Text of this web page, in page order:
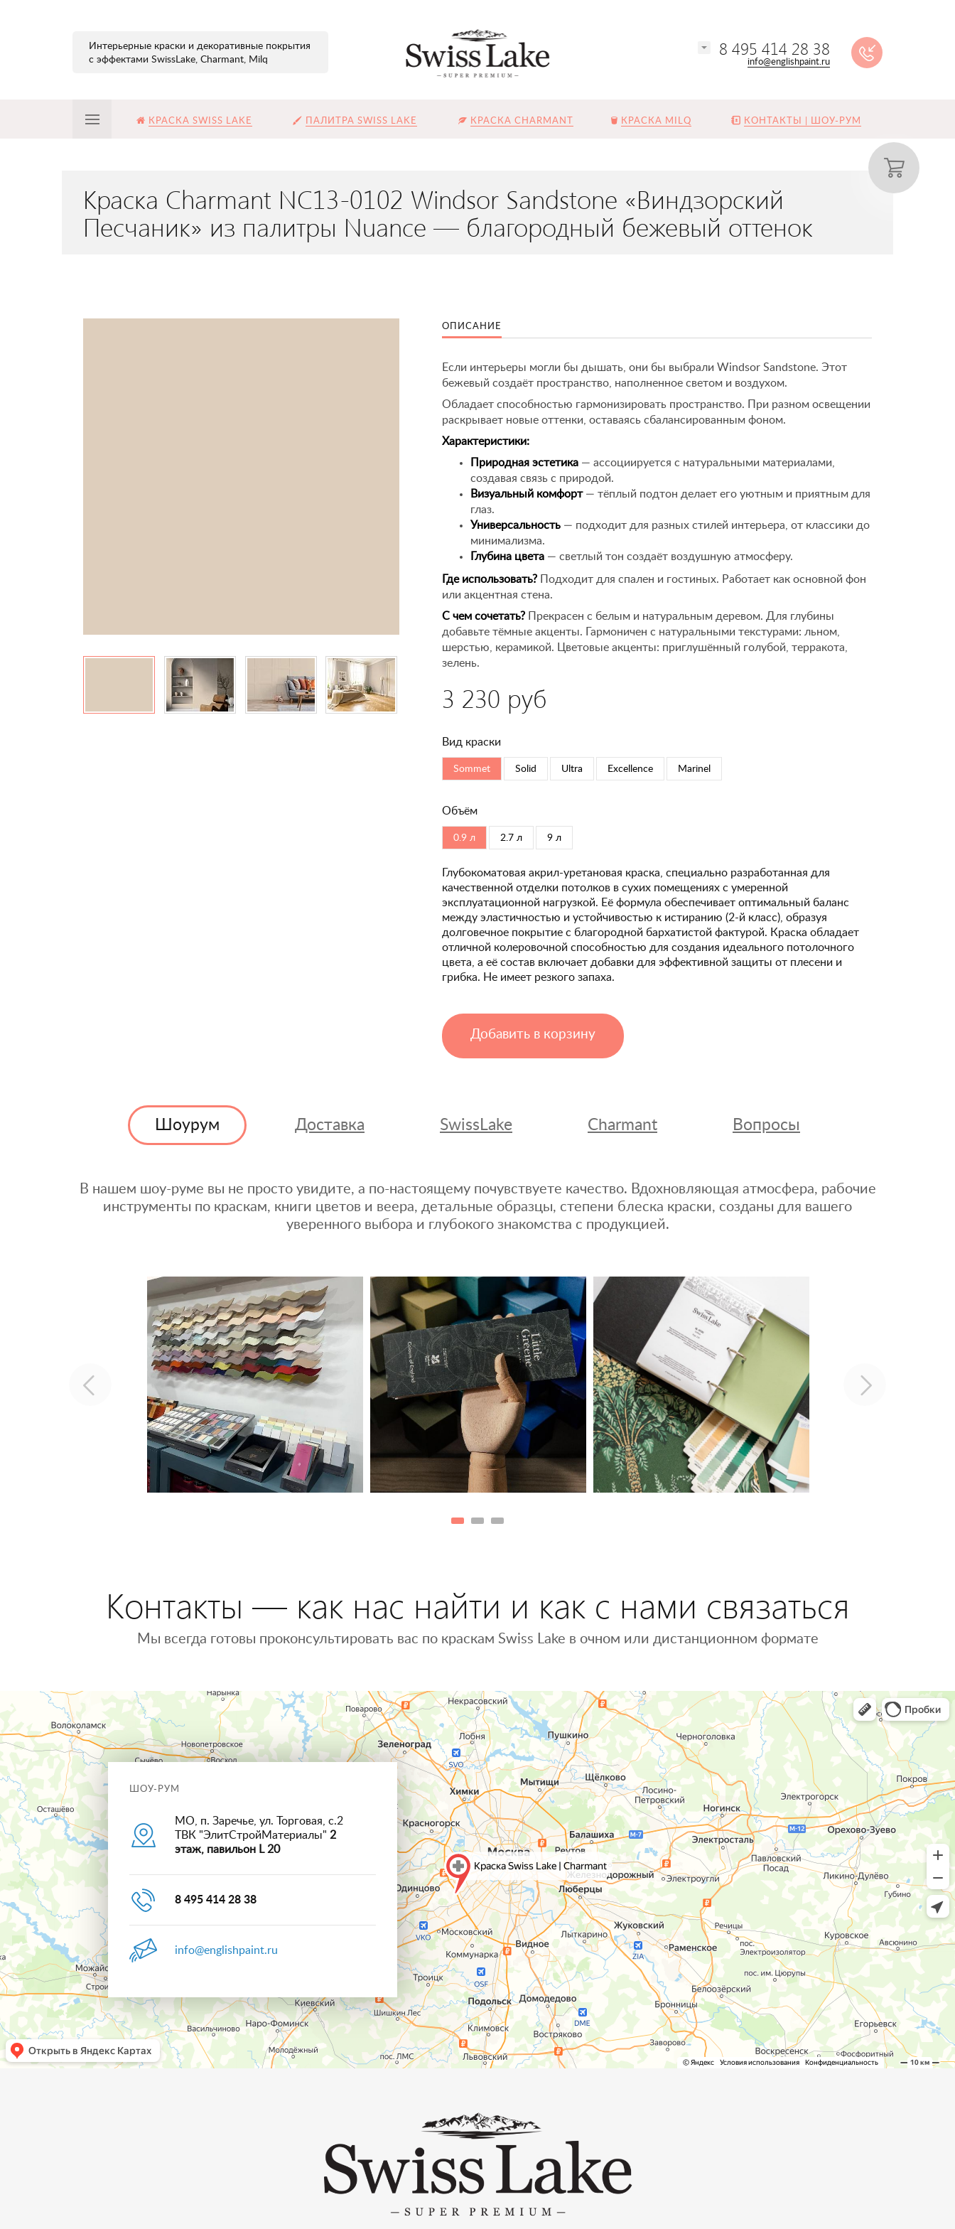
Интерьерные краски и декоративные покрытия
с эффектами SwissLake, Charmant, Milq
8 495 414 28 38
info@englishpaint.ru
КРАСКА SWISS LAKE ПАЛИТРА SWISS LAKE КРАСКА CHARMANT КРАСКА MILQ КОНТАКТЫ | ШОУ-РУМ
Краска Charmant NC13-0102 Windsor Sandstone «Виндзорский
Песчаник» из палитры Nuance — благородный бежевый оттенок
ОПИСАНИЕ
Если интерьеры могли бы дышать, они бы выбрали Windsor Sandstone. Этот
бежевый создаёт пространство, наполненное светом и воздухом.
Обладает способностью гармонизировать пространство. При разном освещении
раскрывает новые оттенки, оставаясь сбалансированным фоном.
Характеристики:
Природная эстетика — ассоциируется с натуральными материалами,
создавая связь с природой.
Визуальный комфорт— тёплый подтон делает его уютным и приятным для
глаз.
Универсальность — подходит для разных стилей интерьера, от классики до
минимализма.
Глубина цвета — светлый тон создаёт воздушную атмосферу.
Где использовать? Подходит для спален и гостиных. Работает как основной фон
или акцентная стена.
С чем сочетать? Прекрасен с белым и натуральным деревом. Для глубины
добавьте тёмные акценты. Гармоничен с натуральными текстурами: льном,
шерстью, керамикой. Цветовые акценты: приглушённый голубой, терракота,
зелень.
3 230 руб
Вид краски
Sommet Solid Ultra Excellence Marinel
Объём
0.9 л 2.7 л 9 л
Глубокоматовая акрил-уретановая краска, специально разработанная для
качественной отделки потолков в сухих помещениях с умеренной
эксплуатационной нагрузкой. Её формула обеспечивает оптимальный баланс
между эластичностью и устойчивостью к истиранию (2-й класс), образуя
долговечное покрытие с благородной бархатистой фактурой. Краска обладает
отличной колеровочной способностью для создания идеального потолочного
цвета, а её состав включает добавки для эффективной защиты от плесени и
грибка. Не имеет резкого запаха.
Добавить в корзину
Шоурум Доставка SwissLake Charmant Вопросы
В нашем шоу-руме вы не просто увидите, а по-настоящему почувствуете качество. Вдохновляющая атмосфера, рабочие
инструменты по краскам, книги цветов и веера, детальные образцы, степени блеска краски, созданы для вашего
уверенного выбора и глубокого знакомства с продукцией.
Контакты — как нас найти и как с нами связаться
Мы всегда готовы проконсультировать вас по краскам Swiss Lake в очном или дистанционном формате
ШОУ-РУМ
МО, п. Заречье, ул. Торговая, с.2
ТВК "ЭлитСтройМатериалы" 2
этаж, павильон L 20
8 495 414 28 38
info@englishpaint.ru